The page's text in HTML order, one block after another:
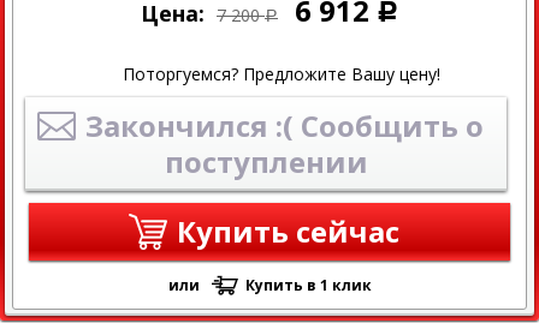
Цена: 7 200 Р 6 912 Р
Поторгуемся? Предложите Вашу цену!
Закончился :( Сообщить о
поступлении
Купить сейчас
или Купить в 1 клик